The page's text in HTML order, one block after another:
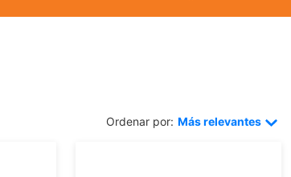
Ordenar por: Más relevantes